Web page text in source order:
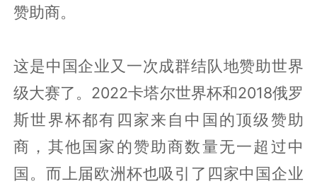
赞助商。
这是中国企业又一次成群结队地赞助世界
级大赛了。2022卡塔尔世界杯和2018俄罗
斯世界杯都有四家来自中国的顶级赞助
商，其他国家的赞助商数量无一超过中
国。而上届欧洲杯也吸引了四家中国企业